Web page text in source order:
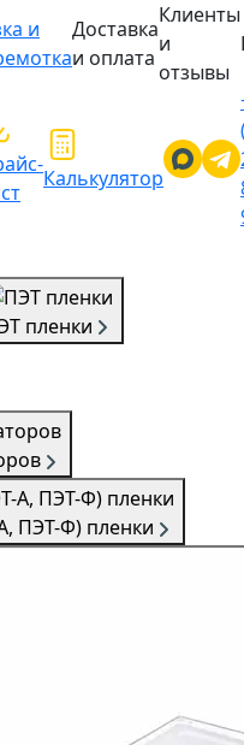
и
Доставка
и оплата
Клиенты
и
отзывы
Калькулятор
пленки
ПЭТ-Ф) пленки